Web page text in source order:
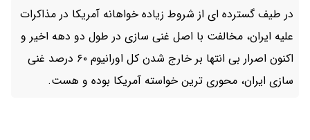
در طیف گسترده ای از شروط زیاده خواهانه آمریکا در مذاکرات
علیه ایران، مخالفت با اصل غنی سازی در طول دو دهه اخیر و
اکنون اصرار بی انتها بر خارج شدن کل اورانیوم ۶۰ درصد غنی
سازی ایران، محوری ترین خواسته آمریکا بوده و هست.